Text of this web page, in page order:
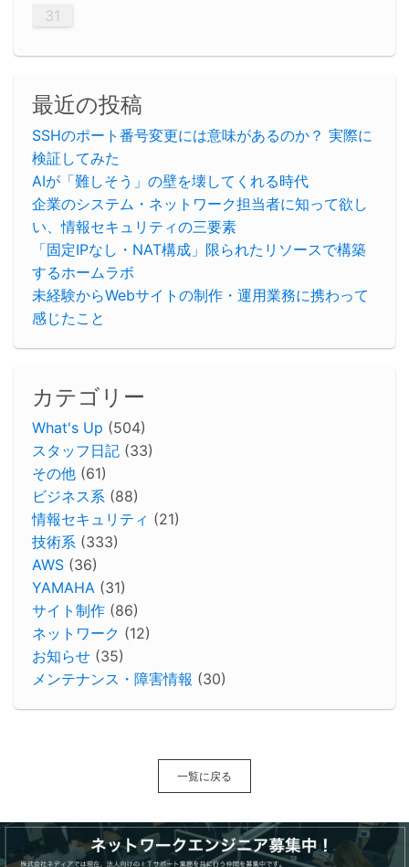
31
最近の投稿
SSHのポート番号変更には意味があるのか？ 実際に
検証してみた
AIが「難しそう」の壁を壊してくれる時代
企業のシステム・ネットワーク担当者に知って欲し
い、情報セキュリティの三要素
「固定IPなし・NAT構成」限られたリソースで構築
するホームラボ
未経験からWebサイトの制作・運用業務に携わって
感じたこと
カテゴリー
What's Up (504)
スタッフ日記 (33)
その他 (61)
ビジネス系 (88)
情報セキュリティ (21)
技術系 (333)
AWS (36)
YAMAHA (31)
サイト制作 (86)
ネットワーク (12)
お知らせ (35)
メンテナンス・障害情報 (30)
一覧に戻る